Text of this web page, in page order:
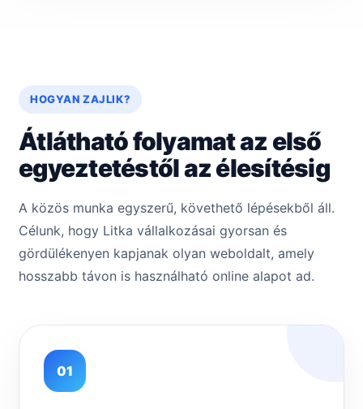
HOGYAN ZAJLIK?
Átlátható folyamat az első
egyeztetéstől az élesítésig
A közös munka egyszerű, követhető lépésekből áll.
Célunk, hogy Litka vállalkozásai gyorsan és
gördülékenyen kapjanak olyan weboldalt, amely
hosszabb távon is használható online alapot ad.
01